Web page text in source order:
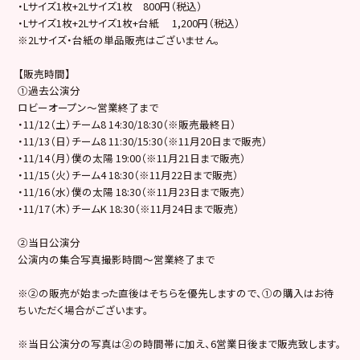
・Lサイズ1枚+2Lサイズ1枚 800円（税込）
・Lサイズ1枚+2Lサイズ1枚+台紙 1,200円（税込）
※2Lサイズ・台紙の単品販売はございません。
【販売時間】
①過去公演分
ロビーオープン～営業終了まで
・11/12（土）チーム8 14:30/18:30（※販売最終日）
・11/13（日）チーム8 11:30/15:30（※11月20日まで販売）
・11/14（月）僕の太陽 19:00（※11月21日まで販売）
・11/15（火）チーム4 18:30（※11月22日まで販売）
・11/16（水）僕の太陽 18:30（※11月23日まで販売）
・11/17（木）チームK 18:30（※11月24日まで販売）
②当日公演分
公演内の集合写真撮影時間～営業終了まで
※②の販売が始まった直後はそちらを優先しますので、①の購入はお待
ちいただく場合がございます。
※当日公演分の写真は②の時間帯に加え、6営業日後まで販売致します。